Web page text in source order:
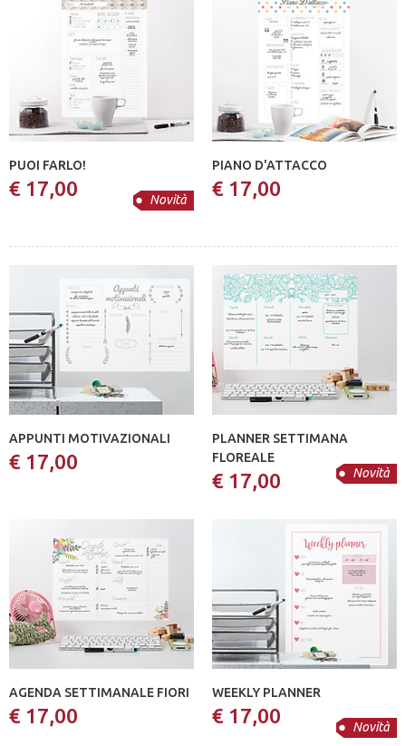
Novità
PUOI FARLO!
€ 17,00
PIANO D'ATTACCO
€ 17,00
APPUNTI MOTIVAZIONALI
€ 17,00 Novità
PLANNER SETTIMANA
FLOREALE
€ 17,00
AGENDA SETTIMANALE FIORI
€ 17,00 Novità
WEEKLY PLANNER
€ 17,00